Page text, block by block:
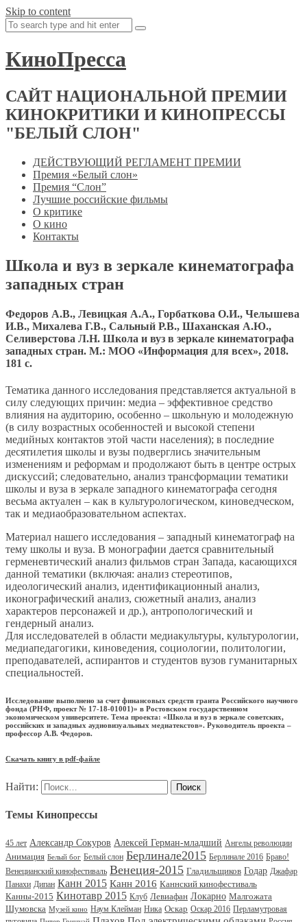
Skip to content
КиноПресса
САЙТ НАЦИОНАЛЬНОЙ ПРЕМИИ
КИНОКРИТИКИ И КИНОПРЕССЫ
"БЕЛЫЙ СЛОН"
ДЕЙСТВУЮЩИЙ РЕГЛАМЕНТ ПРЕМИИ
Премия «Белый слон»
Премия “Слон”
Лучшие российские фильмы
О критике
О кино
Контакты
Школа и вуз в зеркале кинематографа
западных стран
Федоров А.В., Левицкая А.А., Горбаткова О.И., Челышева
И.В., Михалева Г.В., Сальный Р.В., Шаханская А.Ю.,
Селиверстова Л.Н. Школа и вуз в зеркале кинематографа
западных стран. М.: МОО «Информация для всех», 2018.
181 c.
Тематика данного исследования представляется актуальной в
силу следующих причин: медиа – эффективное средство
влияния на аудиторию, особенно – школьную и молодежную
(в силу возрастных особенностей и высокой степени
медийных контактов этой части населения); в последние
десятилетия школы и вузы подверглись значительным
изменениям и реформам и продолжают быть в центре острых
дискуссий; следовательно, анализ трансформации тематики
школы и вуза в зеркале западного кинематографа сегодня
весьма актуален – как в культурологическом, киноведческом,
так и медиаобразовательном аспектах.
Материал нашего исследования – западный кинематограф на
тему школы и вуза. В монографии дается сравнительный
герменевтический анализ фильмов стран Запада, касающихся
данной тематики (включая: анализ стереотипов,
идеологический анализ, идентификационный анализ,
иконографический анализ, сюжетный анализ, анализ
характеров персонажей и др.), антропологический и
гендерный анализ.
Для исследователей в области медиакультуры, культурологии,
медиапедагогики, киноведения, социологии, политологии,
преподавателей, аспирантов и студентов вузов гуманитарных
специальностей.
Исследование выполнено за счет финансовых средств гранта Российского научного
фонда (РНФ, проект № 17-18-01001)» в Ростовском государственном
экономическом университете. Тема проекта: «Школа и вуз в зеркале советских,
российских и западных аудиовизуальных медиатекстов». Руководитель проекта –
профессор А.В. Федоров.
Скачать книгу в pdf-файле
Найти:
Темы Кинопрессы
45 лет Александр Сокуров Алексей Герман-младший Ангелы революции
Анимация Белый бог Белый слон Берлинале2015 Берлинале 2016 Браво!
Венецианский кинофестиваль Венеция-2015 Гладильщиков Годар Джафар
Панахи Дипан Канн 2015 Канн 2016 Каннский кинофестиваль
Канны-2015 Кинотавр 2015 Клуб Левиафан Локарно Малгожата
Шумовска Музей кино Наум Клейман Ника Оскар Оскар 2016 Перламутровая